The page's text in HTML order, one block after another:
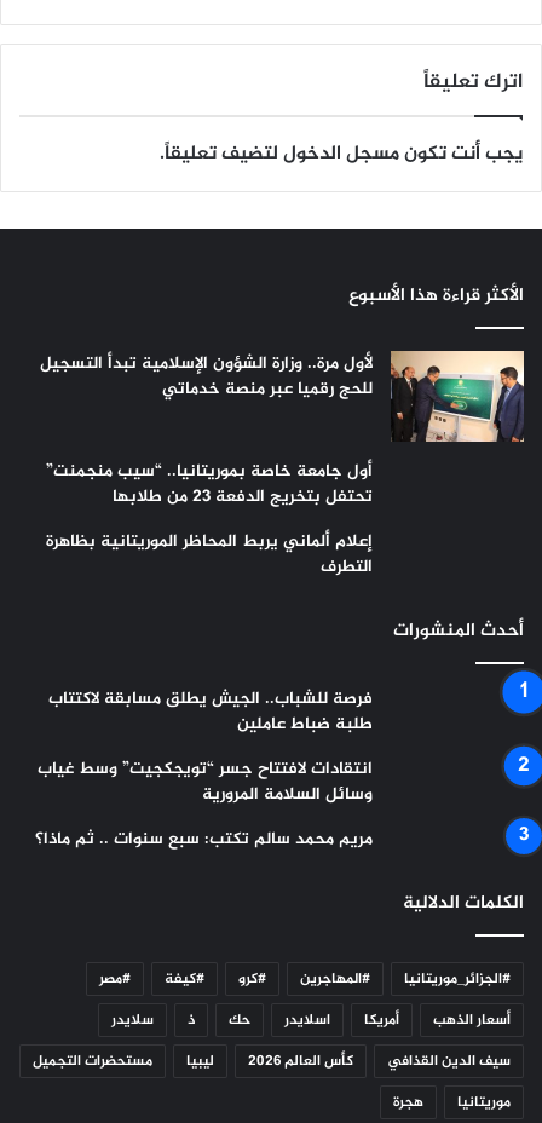
اترك تعليقاً
يجب أنت تكونمسجل الدخوللتضيف تعليقاً.
الأكثر قراءة هذا الأسبوع
لأول مرة.. وزارة الشؤون الإسلامية تبدأ التسجيل
للحج رقميا عبر منصة خدماتي
أول جامعة خاصة بموريتانيا.. “سيب منجمنت”
تحتفل بتخريج الدفعة 23 من طلابها
إعلام ألماني يربط المحاظر الموريتانية بظاهرة
التطرف
أحدث المنشورات
فرصة للشباب.. الجيش يطلق مسابقة لاكتتاب
طلبة ضباط عاملين
انتقادات لافتتاح جسر “تويجكجيت” وسط غياب
وسائل السلامة المرورية
مريم محمد سالم تكتب: سبع سنوات .. ثم ماذا؟
الكلمات الدلالية
#الجزائر_موريتانيا #المهاجرين #كرو #كيفة
#مصر
أسعار الذهب
أمريكا اسلايدر حك ذ
سلايدر
سيف الدين القذافي
كأس العالم 2026 ليبيا
مستحضرات التجميل
موريتانيا
هجرة